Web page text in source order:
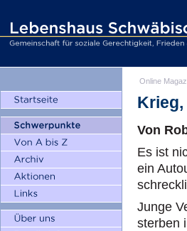
Online
Von
Es ist
ein
Junge
sterben